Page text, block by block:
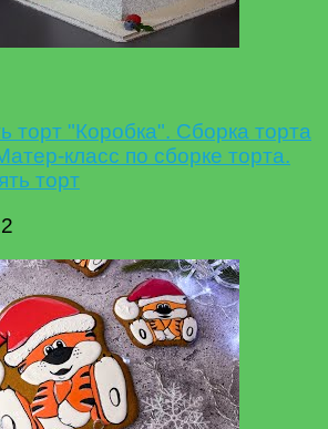
торт "Коробка". Сборка торта
класс по сборке торта.
торт